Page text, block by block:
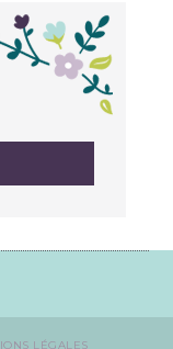
LÉGALES